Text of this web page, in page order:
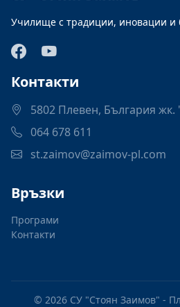
Училище с традиции, иновации и
Контакти
5802 Плевен, България жк.
064 678 611
st.zaimov@zaimov-pl.com
Връзки
Програми
Контакти
© 2026 СУ "Стоян Заимов" -